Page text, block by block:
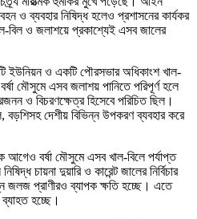
ও ব্যবহার নিষিদ্ধ হলেও প্রশাসনের কার্যকর
বিল ও জলাশয়ে প্রকাশ্যেই এসব জালের
ইউনিয়ন ও একটি পৌরসভার অধিকাংশ খাল-
মৌসুমে এসব জলাশয় পানিতে পরিপূর্ণ হলে
ও বিচরণক্ষেত্র হিসেবে পরিচিত ছিল।
বড়শিসহ দেশীয় বিভিন্ন উপকরণ ব্যবহার করে
আগেও বর্ষা মৌসুমে এসব খাল-বিলে পর্যাপ্ত
চায়না দুয়ারি ও কারেন্ট জালের নির্বিচার
জলজ প্রাণীরও ব্যাপক ক্ষতি হচ্ছে। এতে
ব্যাহত হচ্ছে।